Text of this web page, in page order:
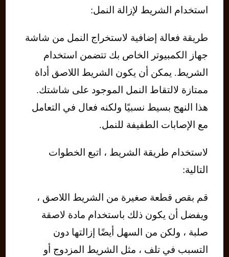
استخدام الشريط لإزالة النمل:
طريقة فعالة إضافية لاستخراج النمل من شاشة
جهاز الكمبيوتر الخاص بك تتضمن استخدام
الشريط. يمكن أن يكون الشريط اللاصق أداة
ممتازة لالتقاط النمل الموجود على شاشتك.
هذا النهج بسيط نسبيًا ولكنه فعال في التعامل
مع الإصابات الطفيفة للنمل.
لاستخدام طريقة الشريط ، اتبع الخطوات
التالية:
قم بقص قطعة صغيرة من الشريط اللاصق ،
ويفضل أن يكون ذلك باستخدام مادة لاصقة
صلبة ، ولكن من السهل أيضًا إزالتها دون
التسبب في تلف ، مثل الشريط المزدوج أو